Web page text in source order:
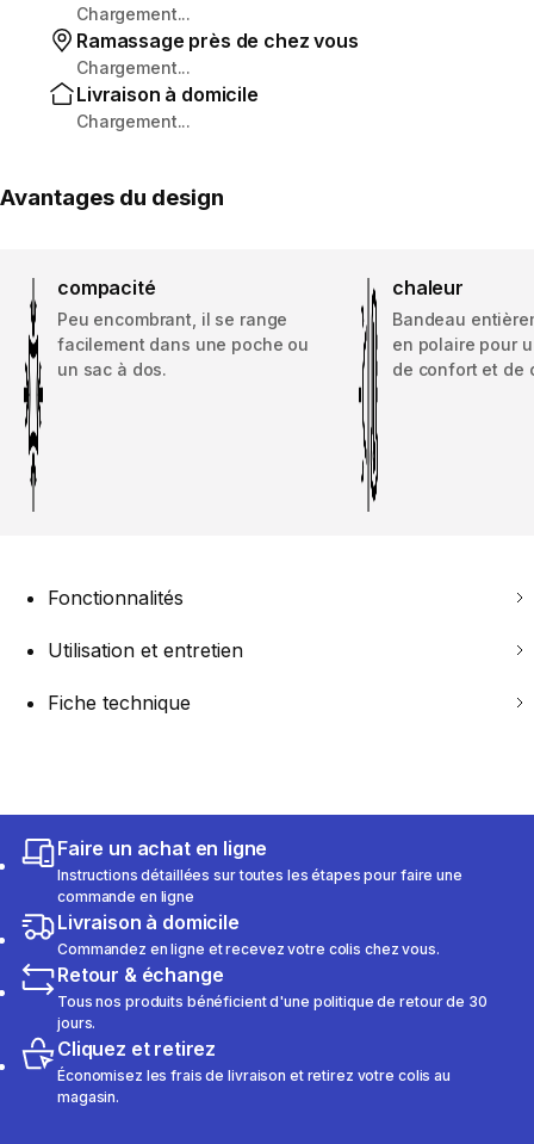
Chargement...
Ramassage près de chez vous
Chargement...
Livraison à domicile
Chargement...
Avantages du design
compacité
Peu encombrant, il se range
facilement dans une poche ou
un sac à dos.
chaleur
Bandeau
en polaire pour
de confort et de
Fonctionnalités
Utilisation et entretien
Fiche technique
Faire un achat en ligne
Instructions détaillées sur toutes les étapes pour faire une
commande en ligne
Livraison à domicile
Commandez en ligne et recevez votre colis chez vous.
Retour & échange
Tous nos produits bénéficient d'une politique de retour de 30
jours.
Cliquez et retirez
Économisez les frais de livraison et retirez votre colis au
magasin.